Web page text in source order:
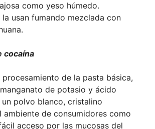
como yeso húmedo.
la usan fumando mezclada con
cocaína
de la pasta básica,
de potasio y ácido
polvo blanco, cristalino
ambiente de consumidores como
acceso por las mucosas del